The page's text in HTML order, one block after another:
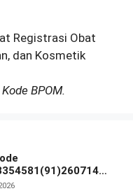
Registrasi Obat
dan Kosmetik
BPOM.